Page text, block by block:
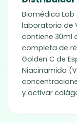
Biomédica
laboratorio de
contiene 30ml
completa de
Golden C de
Niacinamida
y activar